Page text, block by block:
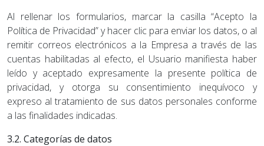
Al rellenar los formularios, marcar la casilla “Acepto la
Política de Privacidad” y hacer clic para enviar los datos, o al
remitir correos electrónicos a la Empresa a través de las
cuentas habilitadas al efecto, el Usuario manifiesta haber
leído y aceptado expresamente la presente política de
privacidad, y otorga su consentimiento inequívoco y
expreso al tratamiento de sus datos personales conforme
a las finalidades indicadas.
3.2. Categorías de datos